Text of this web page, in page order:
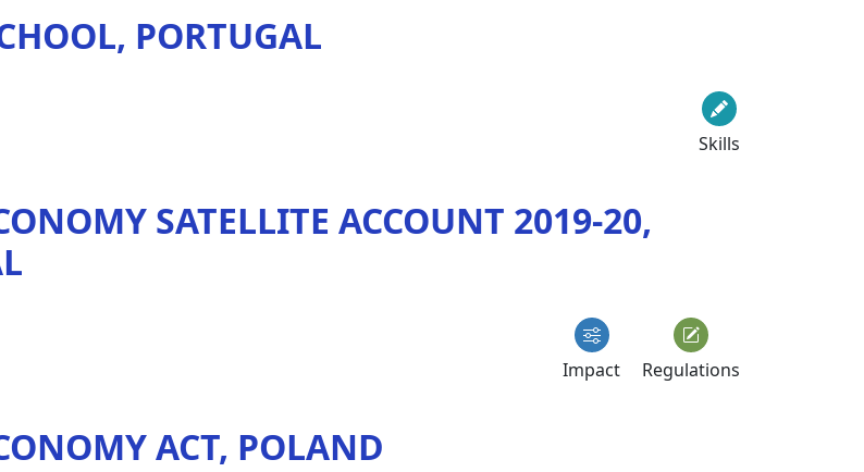
PORTUGAL
Skills
SATELLITE ACCOUNT 2019-20,
Impact
Regulations
ACT, POLAND